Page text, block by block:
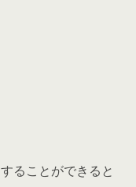
ることができると